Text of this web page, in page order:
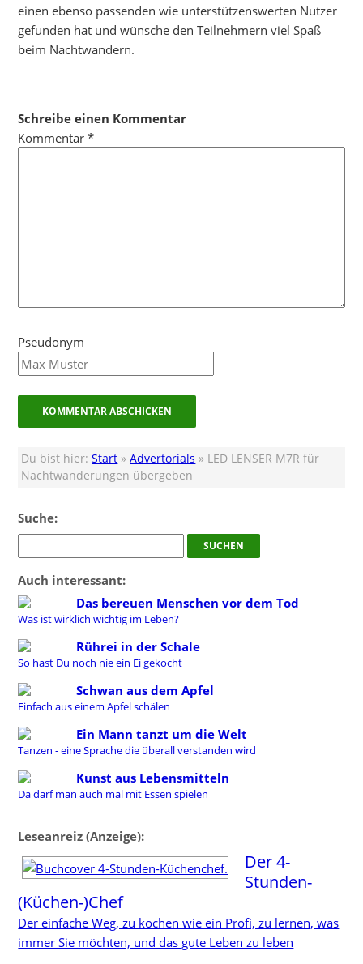
einen ebenso passenden wie unterstützenswerten Nutzer
gefunden hat und wünsche den Teilnehmern viel Spaß
beim Nachtwandern.
Schreibe einen Kommentar
Kommentar*
Pseudonym
Du bist hier:Start »Advertorials » LED LENSER M7R für
Nachtwanderungen übergeben
Suche:
Auch interessant:
Das bereuen Menschen vor dem Tod
Was ist wirklich wichtig im Leben?
Rührei in der Schale
So hast Du noch nie ein Ei gekocht
Schwan aus dem Apfel
Einfach aus einem Apfel schälen
Ein Mann tanzt um die Welt
Tanzen - eine Sprache die überall verstanden wird
Kunst aus Lebensmitteln
Da darf man auch mal mit Essen spielen
Leseanreiz (Anzeige):
Der 4-
Stunden-
(Küchen-)Chef
Der einfache Weg, zu kochen wie ein Profi, zu lernen, was
immer Sie möchten, und das gute Leben zu leben